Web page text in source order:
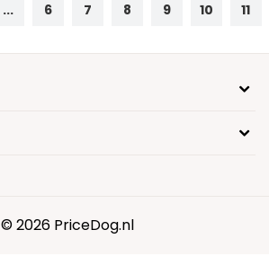
... 6 7 8 9 10 11
© 2026 PriceDog.nl